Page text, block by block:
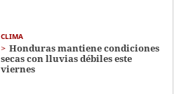
CLIMA
Honduras mantiene condiciones
secas con lluvias débiles este
viernes